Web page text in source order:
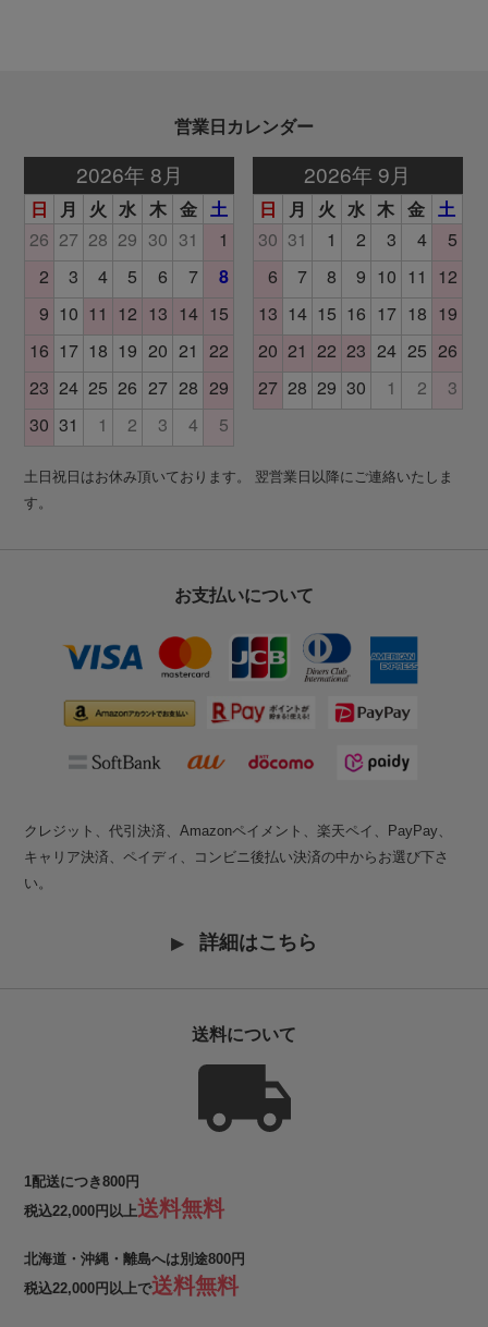
営業日カレンダー
土日祝日はお休み頂いております。 翌営業日以降にご連絡いたしま
す。
お支払いについて
クレジット、代引決済、Amazonペイメント、楽天ペイ、PayPay、
キャリア決済、ペイディ、コンビニ後払い決済の中からお選び下さ
い。
詳細はこちら
送料について
1配送につき800円
税込22,000円以上送料無料
北海道・沖縄・離島へは別途800円
税込22,000円以上で送料無料